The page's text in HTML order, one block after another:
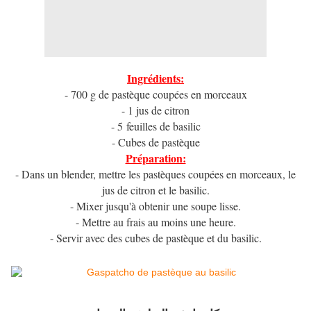
Ingrédients:
- 700 g de pastèque coupées en morceaux
- 1 jus de citron
- 5 feuilles de basilic
- Cubes de pastèque
Préparation:
- Dans un blender, mettre les pastèques coupées en morceaux, le
jus de citron et le basilic.
- Mixer jusqu'à obtenir une soupe lisse.
- Mettre au frais au moins une heure.
- Servir avec des cubes de pastèque et du basilic.